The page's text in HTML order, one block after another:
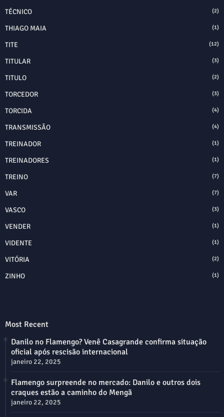
TÉCNICO (2)
THIAGO MAIA (1)
TITE (12)
TITULAR (3)
TITULO (2)
TORCEDOR (3)
TORCIDA (4)
TRANSMISSÃO (4)
TREINADOR (1)
TREINADORES (1)
TREINO (7)
VAR (7)
VASCO (3)
VENDER (1)
VIDENTE (1)
VITÓRIA (2)
ZINHO (1)
Most Recent
Danilo no Flamengo? Venê Casagrande confirma situação
oficial após rescisão internacional
janeiro 22, 2025
Flamengo surpreende no mercado: Danilo e outros dois
craques estão a caminho do Mengã
janeiro 22, 2025